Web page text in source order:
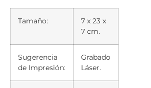
Tamaño:
7 x 23 x
7 cm.
Sugerencia
de Impresión:
Grabado
Láser.